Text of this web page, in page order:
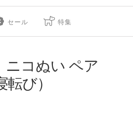
セール 特集
ニコぬい ペア
び）